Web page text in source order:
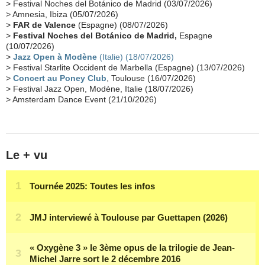
Synthé Roland(15) Belgique(15)
(14) Astronomie France Inter
Tournée 2025
> Festival Noches del Botánico de Madrid (03/07/2026)
> Amnesia, Ibiza (05/07/2026)
> FAR de Valence (Espagne) (08/07/2026)
> Festival Noches del Botánico de Madrid, Espagne
(10/07/2026)
> Jazz Open à Modène (Italie) (18/07/2026)
> Festival Starlite Occident de Marbella (Espagne) (13/07/2026)
> Concert au Poney Club, Toulouse (16/07/2026)
> Festival Jazz Open, Modène, Italie (18/07/2026)
> Amsterdam Dance Event (21/10/2026)
Le + vu